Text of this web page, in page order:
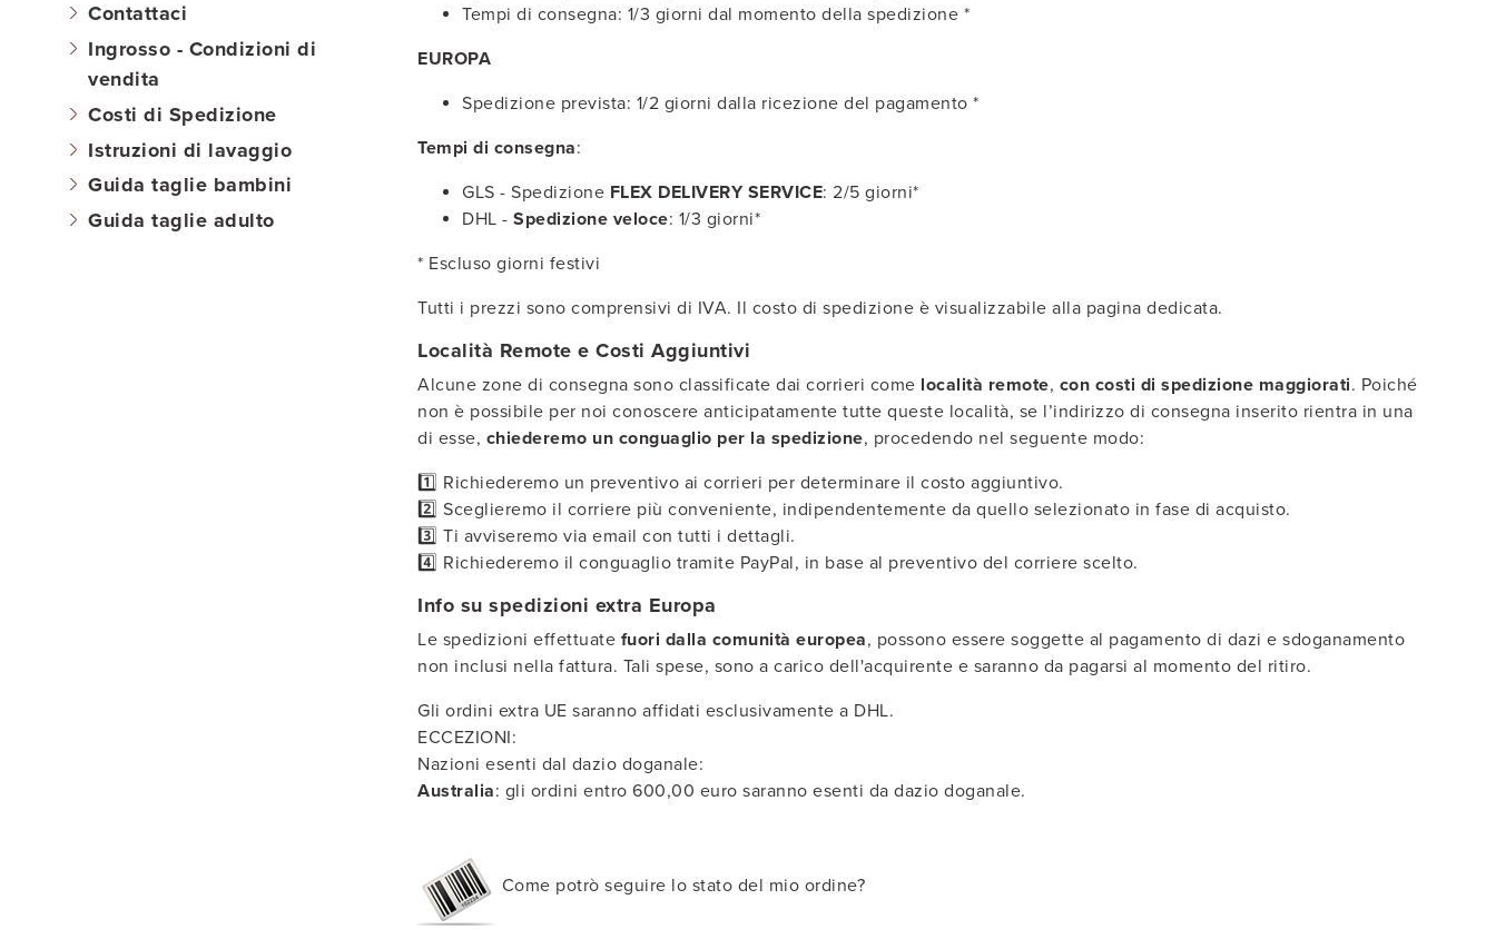
Contattaci
Ingrosso - Condizioni di
vendita
Costi di Spedizione
Istruzioni di lavaggio
Guida taglie bambini
Guida taglie adulto
Tempi di consegna: 1/3 giorni dal momento della spedizione *
EUROPA
Spedizione prevista: 1/2 giorni dalla ricezione del pagamento *
Tempi di consegna:
GLS - Spedizione FLEX DELIVERY SERVICE: 2/5 giorni*
DHL - Spedizione veloce: 1/3 giorni*
* Escluso giorni festivi
Tutti i prezzi sono comprensivi di IVA. Il costo di spedizione è visualizzabile alla pagina dedicata.
Località Remote e Costi Aggiuntivi
Alcune zone di consegna sono classificate dai corrieri come località remote, con costi di spedizione maggiorati. Poiché
non è possibile per noi conoscere anticipatamente tutte queste località, se l’indirizzo di consegna inserito rientra in una
di esse, chiederemo un conguaglio per la spedizione, procedendo nel seguente modo:
1️⃣ Richiederemo un preventivo ai corrieri per determinare il costo aggiuntivo.
2️⃣ Sceglieremo il corriere più conveniente, indipendentemente da quello selezionato in fase di acquisto.
3️⃣ Ti avviseremo via email con tutti i dettagli.
4️⃣ Richiederemo il conguaglio tramite PayPal, in base al preventivo del corriere scelto.
Info su spedizioni extra Europa
Le spedizioni effettuate fuori dalla comunità europea, possono essere soggette al pagamento di dazi e sdoganamento
non inclusi nella fattura. Tali spese, sono a carico dell'acquirente e saranno da pagarsi al momento del ritiro.
Gli ordini extra UE saranno affidati esclusivamente a DHL.
ECCEZIONI:
Nazioni esenti dal dazio doganale:
Australia: gli ordini entro 600,00 euro saranno esenti da dazio doganale.
Come potrò seguire lo stato del mio ordine?